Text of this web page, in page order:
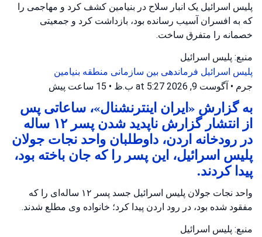
پلیس اسرائیل یک انبار سلاح در بنیامین کشف کرد و مهاجمی را
که به افسران آسیب رسانده بود، بازداشت کرد و جمعیتی
خصمانه را متفرق ساخت.
منبع: پلیس اسرائیل
پلیس اسرائیل فرماندهی بین سازمانی منطقه بنیامین
جرم • آگوست 9, 2026 at 5:27 ب.ظ • 15 ساعت پیش
به گزارش «ایران اینترنشنال»، ساعاتی پس
از انتشار گزارش ناپدید شدن پسر ۱۲ ساله
در رودخانه اردن، داوطلبان واحد نجات جولان
پلیس اسرائیل، این پسر را که جان باخته بود،
پیدا کردند.
واحد نجات جولان پلیس اسرائیل جسد پسر ۱۲ ساله‌ای را که
مفقود شده بود، در رود اردن پیدا کرد؛ خانواده وی مطلع شدند.
منبع: پلیس اسرائیل